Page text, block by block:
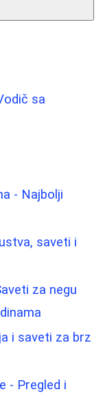
sa
- Najbolji
saveti i
za negu
i saveti za brz
- Pregled i